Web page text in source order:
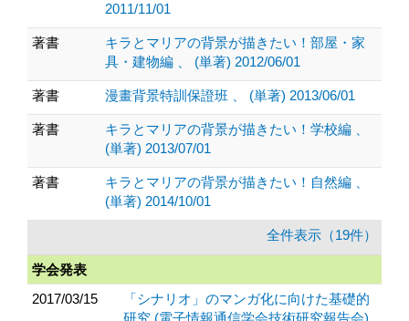
2011/11/01
著書
キラとマリアの背景が描きたい！部屋・家
具・建物編 、 (単著) 2012/06/01
著書 漫畫背景特訓保證班 、 (単著) 2013/06/01
著書
キラとマリアの背景が描きたい！学校編 、
(単著) 2013/07/01
著書
キラとマリアの背景が描きたい！自然編 、
(単著) 2014/10/01
全件表示（19件）
学会発表
2017/03/15
「シナリオ」のマンガ化に向けた基礎的
研究 (電子情報通信学会技術研究報告会)